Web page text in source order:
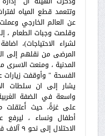
وتتعمد قطع المياه
عن العالم الخارجي
وقلصت وجبات الطعام ،
لشراء الاحتياجات)،
المرضى من نقلهم إلى
المدنية ، ومنعت
الفسحة " وأوقفت زيارات
يشار إلى ان سلطات
واسعة في الضفة
أطفال ونساء ، ليرفع
الاحتلال إلى نحو ٩ آلاف فلسطيني.